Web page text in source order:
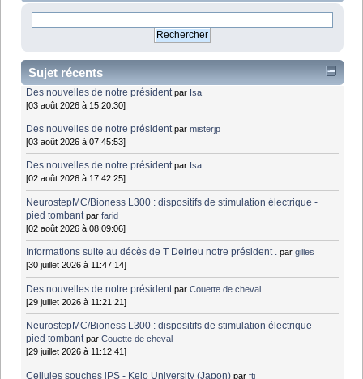
Sujet récents
Des nouvelles de notre président par Isa
[03 août 2026 à 15:20:30]
Des nouvelles de notre président parmisterjp
[03 août 2026 à 07:45:53]
Des nouvelles de notre président par Isa
[02 août 2026 à 17:42:25]
NeurostepMC/Bioness L300 : dispositifs de stimulation électrique -
pied tombant parfarid
[02 août 2026 à 08:09:06]
Informations suite au décès de T Delrieu notre président . pargilles
[30 juillet 2026 à 11:47:14]
Des nouvelles de notre président parCouette de cheval
[29 juillet 2026 à 11:21:21]
NeurostepMC/Bioness L300 : dispositifs de stimulation électrique -
pied tombant parCouette de cheval
[29 juillet 2026 à 11:12:41]
Cellules souches iPS - Keio University (Japon) parfti